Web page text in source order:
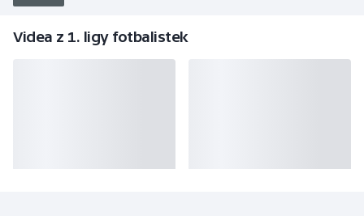
Videa z 1. ligy fotbalistek